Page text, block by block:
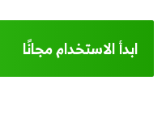
ابدأ الاستخدام مجانًا